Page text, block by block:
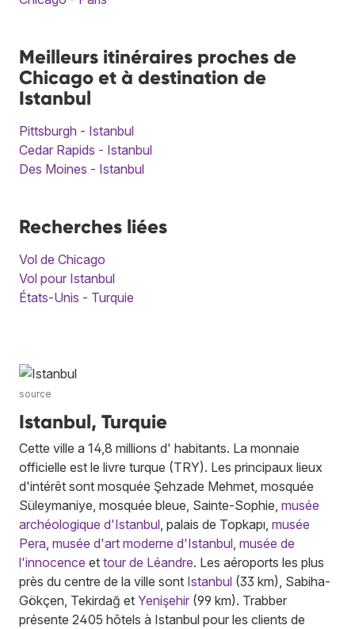
Meilleurs itinéraires proches de
Chicago et à destination de
Istanbul
Pittsburgh - Istanbul
Cedar Rapids - Istanbul
Des Moines - Istanbul
Recherches liées
Vol de Chicago
Vol pour Istanbul
États-Unis - Turquie
source
Istanbul, Turquie
Cette ville a 14,8 millions d' habitants. La monnaie
officielle est le livre turque (TRY). Les principaux lieux
d'intérêt sont mosquée Şehzade Mehmet, mosquée
Süleymaniye, mosquée bleue, Sainte-Sophie, musée
archéologique d'Istanbul, palais de Topkapı, musée
Pera, musée d'art moderne d'Istanbul, musée de
l'innocence et tour de Léandre. Les aéroports les plus
près du centre de la ville sont Istanbul (33 km), Sabiha-
Gökçen, Tekirdağ et Yenişehir (99 km). Trabber
présente 2405 hôtels à Istanbul pour les clients de